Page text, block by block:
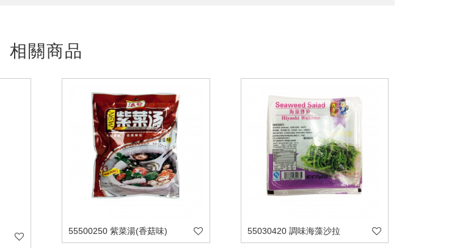
相關商品
55500250 紫菜湯(香菇味) 55030420 調味海藻沙拉